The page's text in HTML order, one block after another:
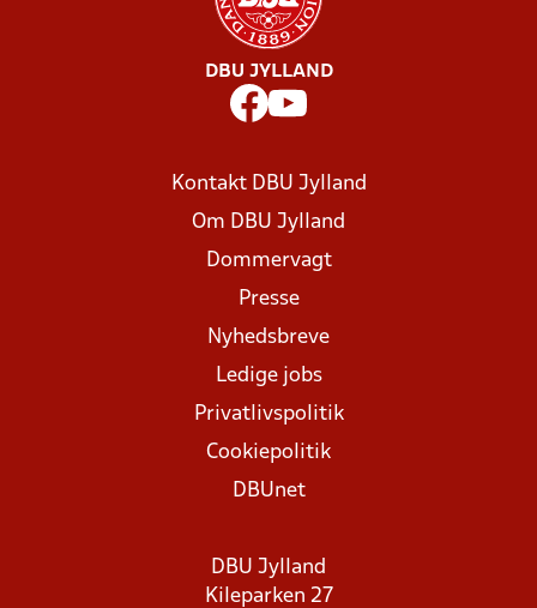
DBU JYLLAND
Kontakt DBU Jylland
Om DBU Jylland
Dommervagt
Presse
Nyhedsbreve
Ledige jobs
Privatlivspolitik
Cookiepolitik
DBUnet
DBU Jylland
Kileparken 27